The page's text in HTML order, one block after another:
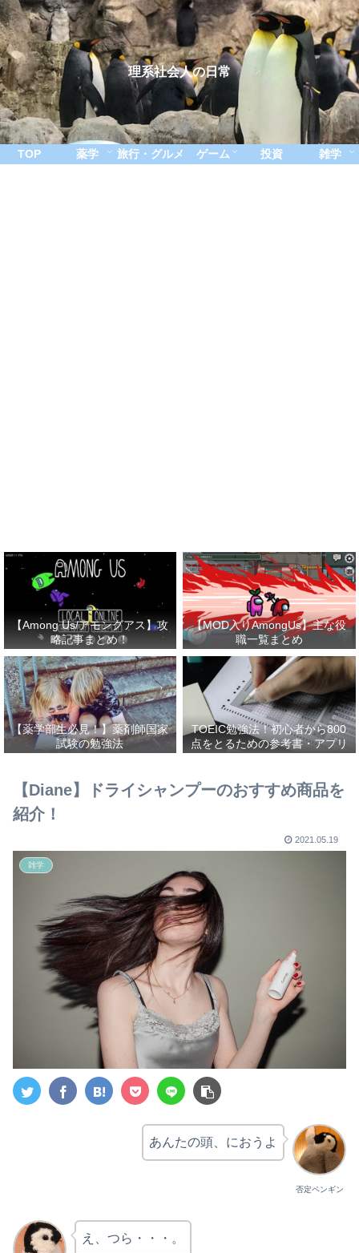
理系社会人の日常
TOP 薬学 旅行・グルメ ゲーム 投資 雑学
【Among Us/アモングアス】攻
略記事まとめ！
【MOD入りAmongUs】主な役
職一覧まとめ
【薬学部生必見！】薬剤師国家
試験の勉強法
TOEIC勉強法！初心者から800
点をとるための参考書・アプリ
を紹介！
【Diane】ドライシャンプーのおすすめ商品を
紹介！
2021.05.19
雑学
否定ペンギン
あんたの頭、におうよ
え、つら・・・。